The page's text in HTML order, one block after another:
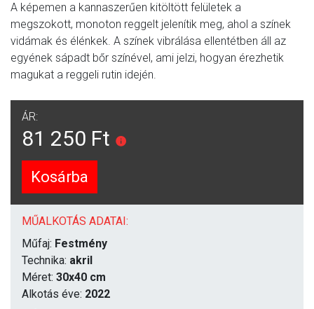
A képemen a kannaszerűen kitöltött felületek a
megszokott, monoton reggelt jelenítik meg, ahol a színek
vidámak és élénkek. A színek vibrálása ellentétben áll az
egyének sápadt bőr színével, ami jelzi, hogyan érezhetik
magukat a reggeli rutin idején.
ÁR:
81 250 Ft
Kosárba
MŰALKOTÁS ADATAI:
Műfaj: Festmény
Technika: akril
Méret: 30x40 cm
Alkotás éve: 2022